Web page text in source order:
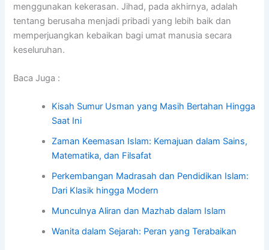
menggunakan kekerasan. Jihad, pada akhirnya, adalah
tentang berusaha menjadi pribadi yang lebih baik dan
memperjuangkan kebaikan bagi umat manusia secara
keseluruhan.
Baca Juga :
Kisah Sumur Usman yang Masih Bertahan Hingga
Saat Ini
Zaman Keemasan Islam: Kemajuan dalam Sains,
Matematika, dan Filsafat
Perkembangan Madrasah dan Pendidikan Islam:
Dari Klasik hingga Modern
Munculnya Aliran dan Mazhab dalam Islam
Wanita dalam Sejarah: Peran yang Terabaikan